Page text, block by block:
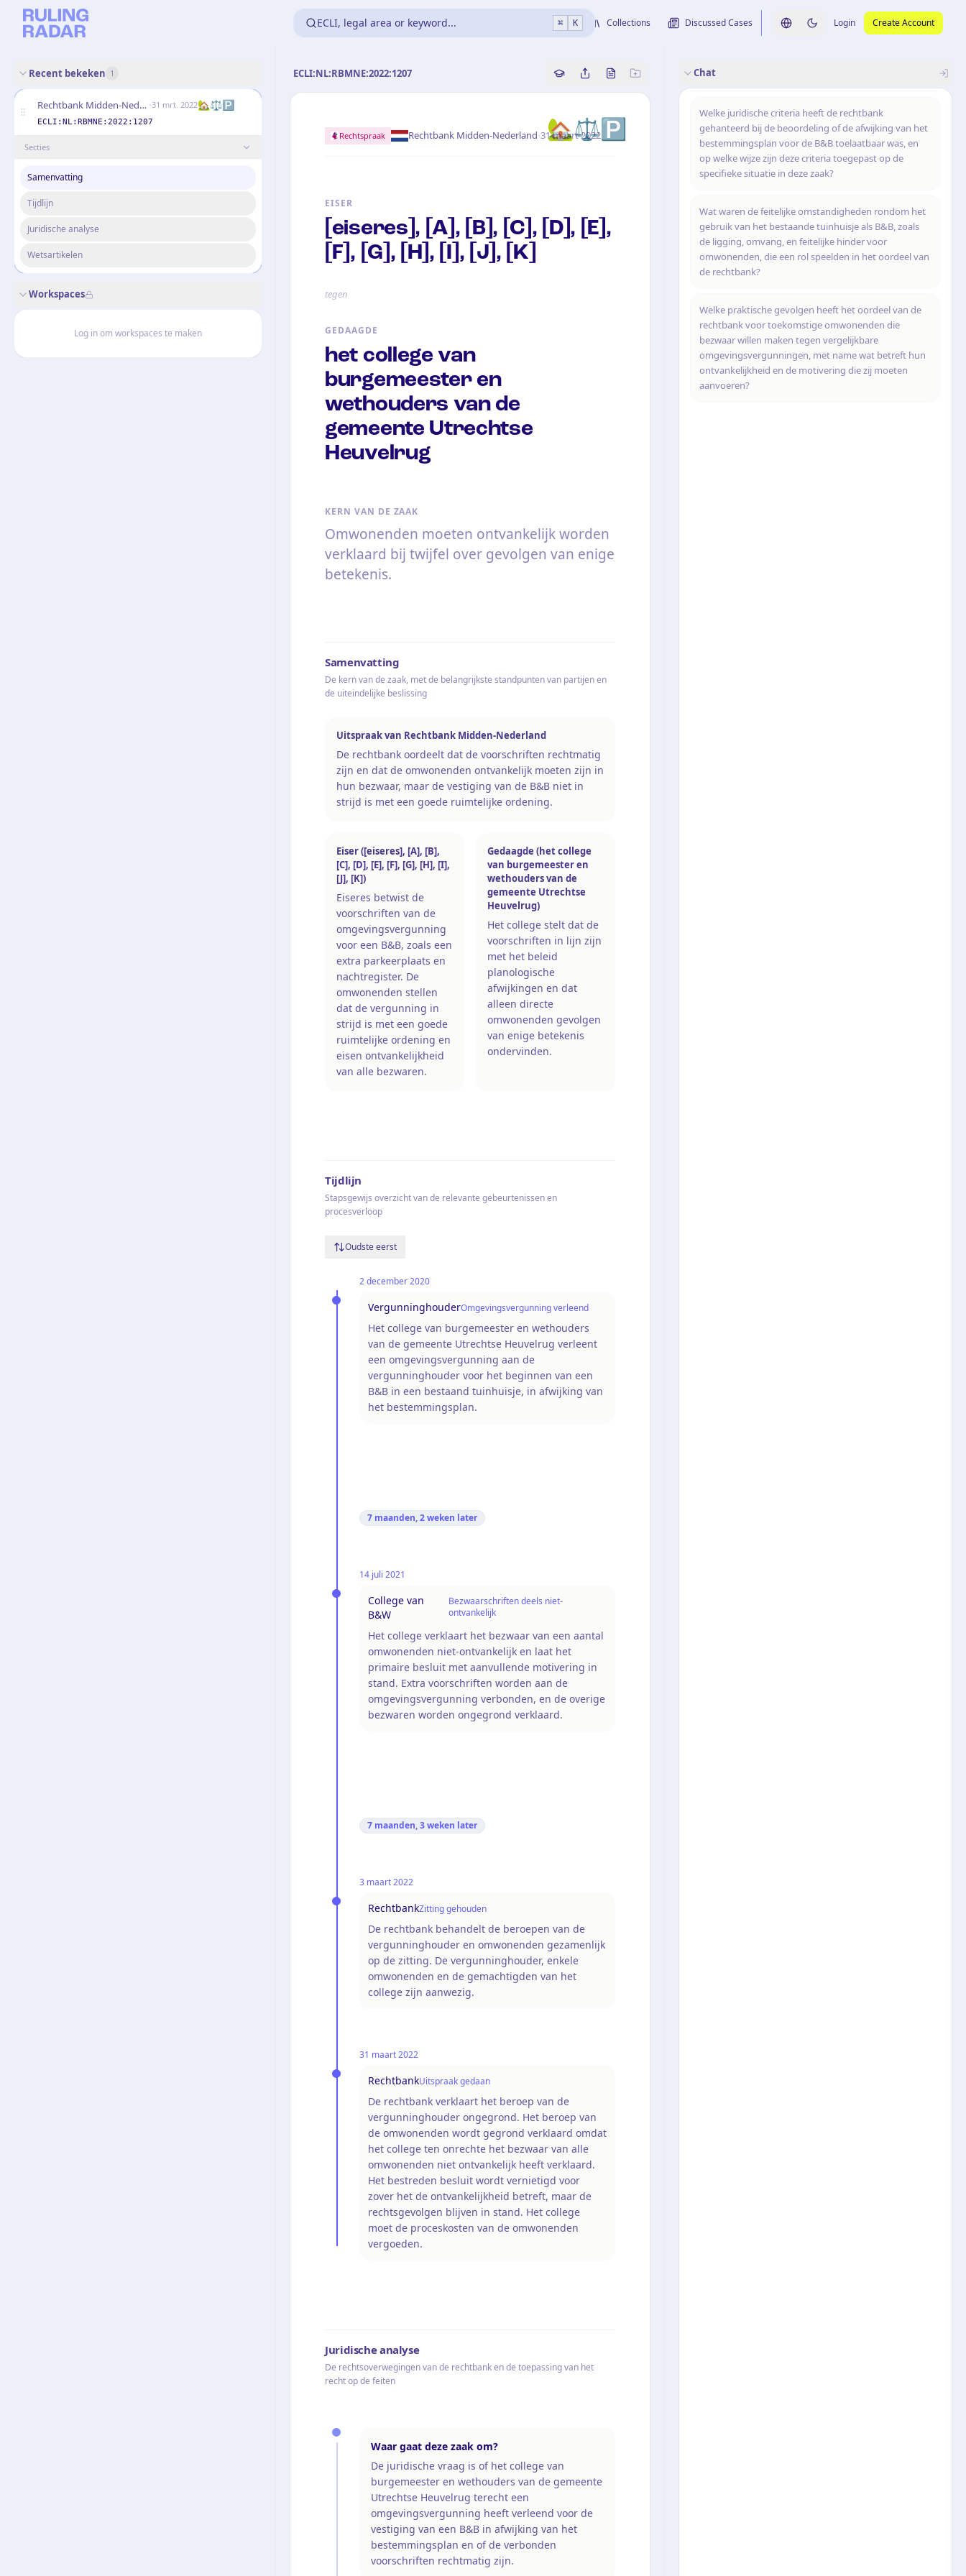
ECLI, legal area or keyword... ⌘ K Collections Discussed Cases Switch language
Switch to dark theme
Login Create Account
Recent bekeken 1
Rechtbank Midden-Nederland ·31 mrt. 2022🏡⚖️🅿️
ECLI:NL:RBMNE:2022:1207
Secties
Samenvatting
Tijdlijn
Juridische analyse
Wetsartikelen
Workspaces
Log in om workspaces te maken
ECLI:NL:RBMNE:2022:1207 Copy source reference
Share this analysis
Bekijk originele uitspraak
🏡⚖️🅿️
Rechtspraak Rechtbank Midden-Nederland·31 maart 2022
EISER
[eiseres], [A], [B], [C], [D], [E],
[F], [G], [H], [I], [J], [K]
tegen
GEDAAGDE
het college van
burgemeester en
wethouders van de
gemeente Utrechtse
Heuvelrug
KERN VAN DE ZAAK
Omwonenden moeten ontvankelijk worden
verklaard bij twijfel over gevolgen van enige
betekenis.
Samenvatting
De kern van de zaak, met de belangrijkste standpunten van partijen en
de uiteindelijke beslissing
Uitspraak van Rechtbank Midden-Nederland
De rechtbank oordeelt dat de voorschriften rechtmatig
zijn en dat de omwonenden ontvankelijk moeten zijn in
hun bezwaar, maar de vestiging van de B&B niet in
strijd is met een goede ruimtelijke ordening.
Eiser ([eiseres], [A], [B],
[C], [D], [E], [F], [G], [H], [I],
[J], [K])
Eiseres betwist de
voorschriften van de
omgevingsvergunning
voor een B&B, zoals een
extra parkeerplaats en
nachtregister. De
omwonenden stellen
dat de vergunning in
strijd is met een goede
ruimtelijke ordening en
eisen ontvankelijkheid
van alle bezwaren.
Gedaagde (het college
van burgemeester en
wethouders van de
gemeente Utrechtse
Heuvelrug)
Het college stelt dat de
voorschriften in lijn zijn
met het beleid
planologische
afwijkingen en dat
alleen directe
omwonenden gevolgen
van enige betekenis
ondervinden.
Tijdlijn
Stapsgewijs overzicht van de relevante gebeurtenissen en
procesverloop
Oudste eerst
2 december 2020
VergunninghouderOmgevingsvergunning verleend
Het college van burgemeester en wethouders
van de gemeente Utrechtse Heuvelrug verleent
een omgevingsvergunning aan de
vergunninghouder voor het beginnen van een
B&B in een bestaand tuinhuisje, in afwijking van
het bestemmingsplan.
7 maanden, 2 weken later
14 juli 2021
College van
B&W
Bezwaarschriften deels niet-
ontvankelijk
Het college verklaart het bezwaar van een aantal
omwonenden niet-ontvankelijk en laat het
primaire besluit met aanvullende motivering in
stand. Extra voorschriften worden aan de
omgevingsvergunning verbonden, en de overige
bezwaren worden ongegrond verklaard.
7 maanden, 3 weken later
3 maart 2022
RechtbankZitting gehouden
De rechtbank behandelt de beroepen van de
vergunninghouder en omwonenden gezamenlijk
op de zitting. De vergunninghouder, enkele
omwonenden en de gemachtigden van het
college zijn aanwezig.
31 maart 2022
RechtbankUitspraak gedaan
De rechtbank verklaart het beroep van de
vergunninghouder ongegrond. Het beroep van
de omwonenden wordt gegrond verklaard omdat
het college ten onrechte het bezwaar van alle
omwonenden niet ontvankelijk heeft verklaard.
Het bestreden besluit wordt vernietigd voor
zover het de ontvankelijkheid betreft, maar de
rechtsgevolgen blijven in stand. Het college
moet de proceskosten van de omwonenden
vergoeden.
Juridische analyse
De rechtsoverwegingen van de rechtbank en de toepassing van het
recht op de feiten
Waar gaat deze zaak om?
De juridische vraag is of het college van
burgemeester en wethouders van de gemeente
Utrechtse Heuvelrug terecht een
omgevingsvergunning heeft verleend voor de
vestiging van een B&B in afwijking van het
bestemmingsplan en of de verbonden
voorschriften rechtmatig zijn.
Chat
Welke juridische criteria heeft de rechtbank
gehanteerd bij de beoordeling of de afwijking van het
bestemmingsplan voor de B&B toelaatbaar was, en
op welke wijze zijn deze criteria toegepast op de
specifieke situatie in deze zaak?
Wat waren de feitelijke omstandigheden rondom het
gebruik van het bestaande tuinhuisje als B&B, zoals
de ligging, omvang, en feitelijke hinder voor
omwonenden, die een rol speelden in het oordeel van
de rechtbank?
Welke praktische gevolgen heeft het oordeel van de
rechtbank voor toekomstige omwonenden die
bezwaar willen maken tegen vergelijkbare
omgevingsvergunningen, met name wat betreft hun
ontvankelijkheid en de motivering die zij moeten
aanvoeren?